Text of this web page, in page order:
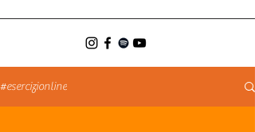
#esercizionline